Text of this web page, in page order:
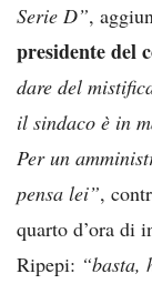
Serie D”,
presidente del
dare del
il sindaco è in
Per un
pensa lei”,
quarto d’ora di
Ripepi: “basta,